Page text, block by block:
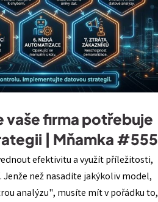
vaše firma potřebuje
| Mňamka #555
efektivitu a využít příležitosti,
Jenže než nasadíte jakýkoliv model,
analýzu", musíte mít v pořádku to,